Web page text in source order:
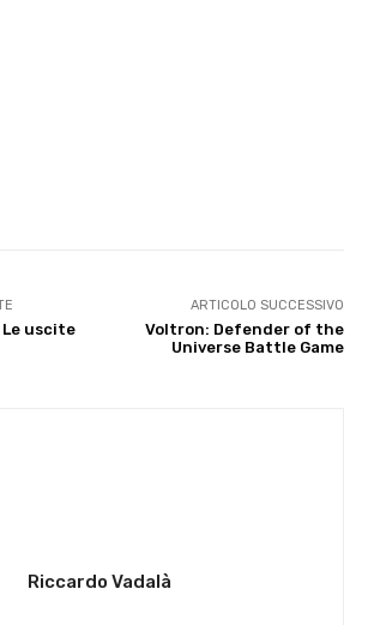
uscite
ARTICOLO SUCCESSIVO
Voltron: Defender of the
Universe Battle Game
Riccardo Vadalà